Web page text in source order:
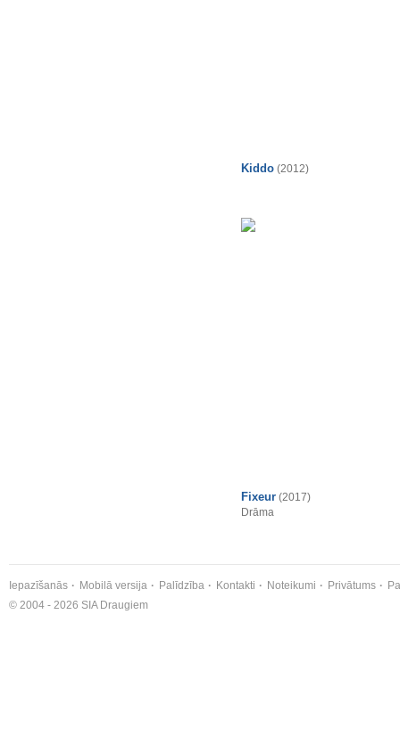
Kiddo (2012)
Fixeur (2017)
Drāma
Iepazīšanās Mobilā versija Palīdzība Kontakti Noteikumi Privātums
© 2004 - 2026 SIA Draugiem